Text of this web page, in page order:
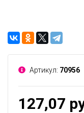
Артикул: 70956
127,07